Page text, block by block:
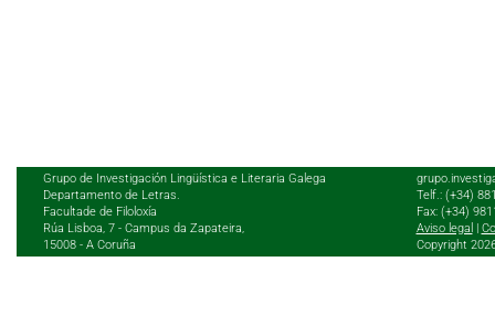
Grupo de Investigación Lingüística e Literaria Galega
Departamento de Letras.
Facultade de Filoloxía
Rúa Lisboa, 7 - Campus da Zapateira,
15008 - A Coruña
Telf.: (+34)
Fax: (+34)
Aviso legal
Copyright